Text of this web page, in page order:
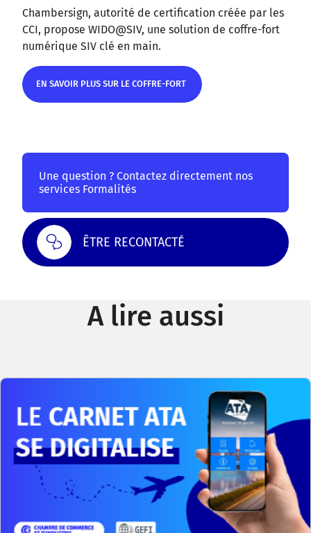
Chambersign, autorité de certification créée par les
CCI, propose WIDO@SIV, une solution de coffre-fort
numérique SIV clé en main.
EN SAVOIR PLUS SUR LE COFFRE-FORT
Une question ? Contactez directement nos
services Formalités
ÊTRE RECONTACTÉ
A lire aussi